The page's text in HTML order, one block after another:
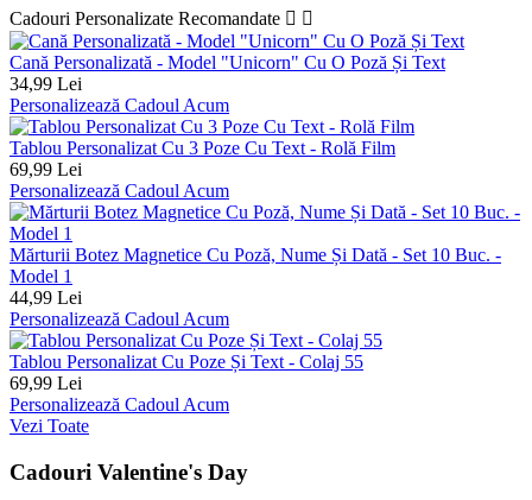
Cadouri Personalizate Recomandate  
Cană Personalizată - Model "Unicorn" Cu O Poză Și Text
34,99 Lei
Personalizează Cadoul Acum
Tablou Personalizat Cu 3 Poze Cu Text - Rolă Film
69,99 Lei
Personalizează Cadoul Acum
Mărturii Botez Magnetice Cu Poză, Nume Și Dată - Set 10 Buc. -
Model 1
44,99 Lei
Personalizează Cadoul Acum
Tablou Personalizat Cu Poze Și Text - Colaj 55
69,99 Lei
Personalizează Cadoul Acum
Vezi Toate
Cadouri Valentine's Day